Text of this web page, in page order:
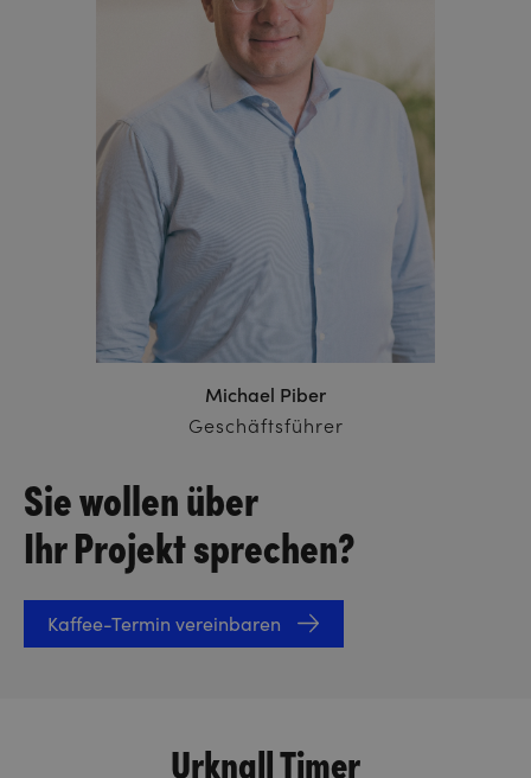
Sie wollen über
Ihr Projekt sprechen?
Kaffee-Termin vereinbaren
Michael Piber
Geschäftsführer
Urknall Timer